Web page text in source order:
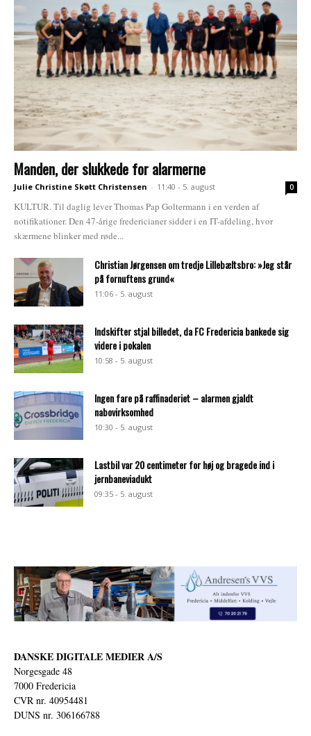
Manden, der slukkede for alarmerne
Julie Christine Skøtt Christensen - 11:40 - 5. august 0
KULTUR. Til daglig lever Thomas Pap Goltermann i en verden af
notifikationer. Den 47-årige fredericianer sidder i en IT-afdeling, hvor
skærmene blinker med røde...
Christian Jørgensen om tredje Lillebæltsbro: »Jeg står
på fornuftens grund«
11:06 - 5. august
Indskifter stjal billedet, da FC Fredericia bankede sig
videre i pokalen
10:58 - 5. august
Ingen fare på raffinaderiet – alarmen gjaldt
nabovirksomhed
10:30 - 5. august
Lastbil var 20 centimeter for høj og bragede ind i
jernbaneviadukt
09:35 - 5. august
DANSKE DIGITALE MEDIER A/S
Norgesgade 48
7000 Fredericia
CVR nr. 40954481
DUNS nr. 306166788